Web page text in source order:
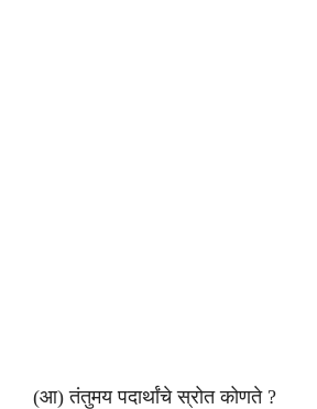
(आ) तंतुमय पदार्थांचे स्रोत कोणते ?